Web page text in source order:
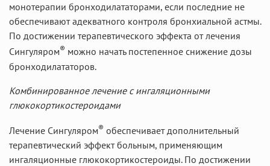
монотерапии бронходилататорами, если последние не
обеспечивают адекватного контроля бронхиальной астмы.
По достижении терапевтического эффекта от лечения
Сингуляром® можно начать постепенное снижение дозы
бронходилататоров.
Комбинированное лечение с ингаляционными
глюкокортикостероидами
Лечение Сингуляром® обеспечивает дополнительный
терапевтический эффект больным, применяющим
ингаляционные глюкокортикостероиды. По достижении